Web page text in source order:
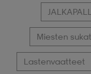
Miesten sukat
Lastenvaatteet